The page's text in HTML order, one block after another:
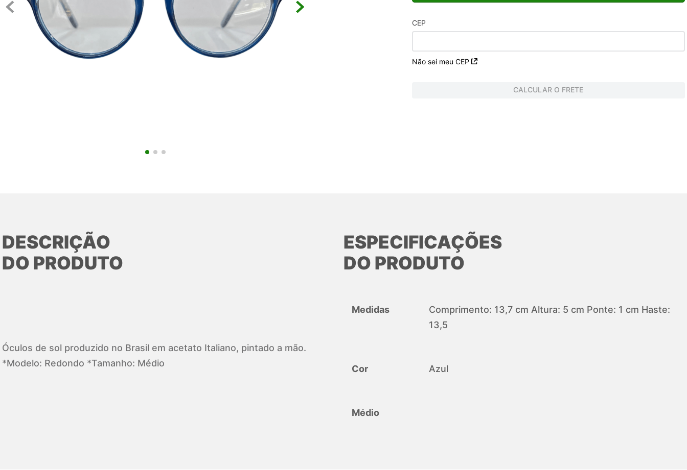
CEP
Não sei meu CEP
CALCULAR O FRETE
DESCRIÇÃO
DO PRODUTO
Óculos de sol produzido no Brasil em acetato Italiano, pintado a mão.
*Modelo: Redondo *Tamanho: Médio
ESPECIFICAÇÕES
DO PRODUTO
Medidas
Comprimento: 13,7 cm Altura: 5 cm Ponte: 1 cm Haste:
13,5
Cor Azul
Médio